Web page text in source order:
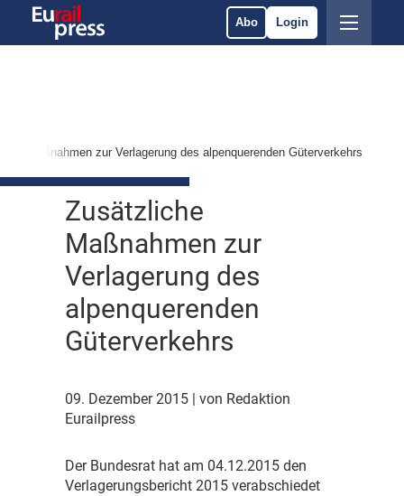
Abo Login
Maßnahmen zur Verlagerung des alpenquerenden Güterverkehrs
Zusätzliche
Maßnahmen zur
Verlagerung des
alpenquerenden
Güterverkehrs
09. Dezember 2015
| von Redaktion
Eurailpress
Der Bundesrat hat am 04.12.2015 den
Verlagerungsbericht 2015 verabschiedet